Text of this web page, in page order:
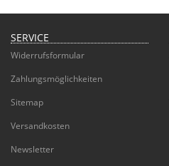
SERVICE
Widerrufsformular
Zahlungsmöglichkeiten
Sitemap
Versandkosten
Newsletter